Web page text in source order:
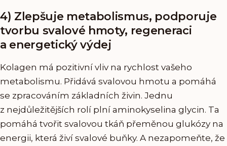
4) Zlepšuje metabolismus, podporuje
tvorbu svalové hmoty, regeneraci
a energetický výdej
Kolagen má pozitivní vliv na rychlost vašeho
metabolismu. Přidává svalovou hmotu a pomáhá
se zpracováním základních živin. Jednu
z nejdůležitějších rolí plní aminokyselina glycin. Ta
pomáhá tvořit svalovou tkáň přeměnou glukózy na
energii, která živí svalové buňky. A nezapomeňte, že